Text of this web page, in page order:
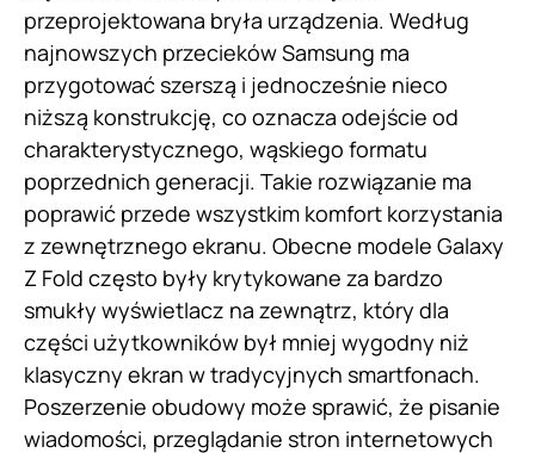
przeprojektowana bryła urządzenia. Według
najnowszych przecieków Samsung ma
przygotować szerszą i jednocześnie nieco
niższą konstrukcję, co oznacza odejście od
charakterystycznego, wąskiego formatu
poprzednich generacji. Takie rozwiązanie ma
poprawić przede wszystkim komfort korzystania
z zewnętrznego ekranu. Obecne modele Galaxy
Z Fold często były krytykowane za bardzo
smukły wyświetlacz na zewnątrz, który dla
części użytkowników był mniej wygodny niż
klasyczny ekran w tradycyjnych smartfonach.
Poszerzenie obudowy może sprawić, że pisanie
wiadomości, przeglądanie stron internetowych